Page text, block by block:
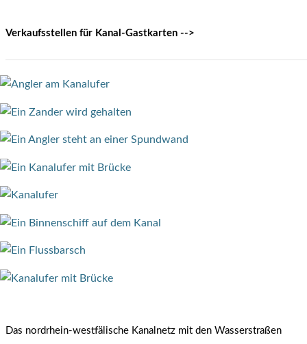
Verkaufsstellen für Kanal-Gastkarten -->
Das nordrhein-westfälische Kanalnetz mit den Wasserstraßen